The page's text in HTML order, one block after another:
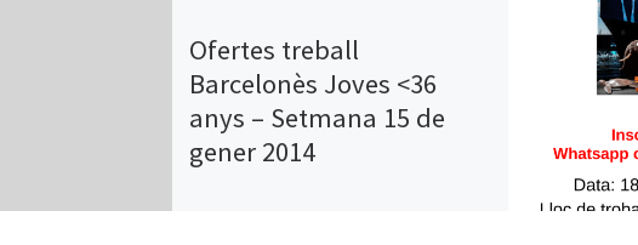
Ofertes treball
Barcelonès Joves <36
anys – Setmana 15 de
gener 2014